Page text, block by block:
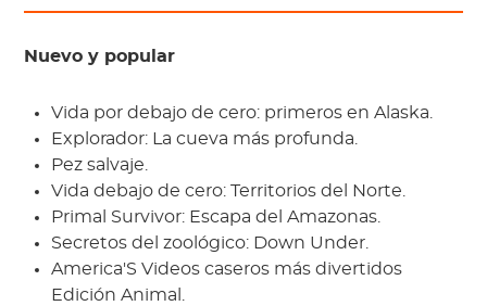
Nuevo y popular
Vida por debajo de cero: primeros en Alaska.
Explorador: La cueva más profunda.
Pez salvaje.
Vida debajo de cero: Territorios del Norte.
Primal Survivor: Escapa del Amazonas.
Secretos del zoológico: Down Under.
America'S Videos caseros más divertidos
Edición Animal.